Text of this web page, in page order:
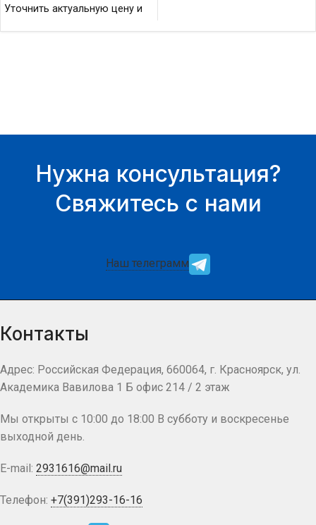
Уточнить актуальную цену и
Нужна консультация?
Свяжитесь с нами
Наш телеграмм
Контакты
Адрес: Российская Федерация, 660064, г. Красноярск, ул.
Академика Вавилова 1 Б офис 214 / 2 этаж
Мы открыты с 10:00 до 18:00 В субботу и воскресенье
выходной день.
E-mail: 2931616@mail.ru
Телефон: +7(391)293-16-16